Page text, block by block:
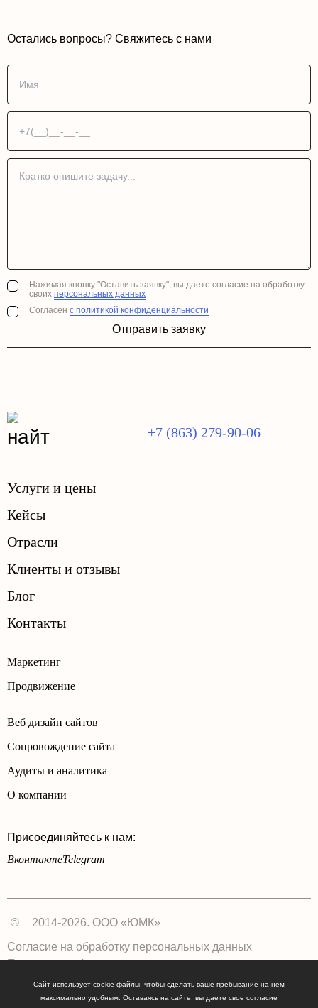
Остались вопросы? Свяжитесь с нами
Нажимая кнопку "Оставить заявку", вы даете согласие на обработку
своих персональных данных
Согласен с политикой конфиденциальности
Отправить заявку
+7 (863) 279-90-06
Маркетинг
Продвижение
Веб дизайн сайтов
Сопровождение сайта
Аудиты и аналитика
О компании
Присоединяйтесь к нам:
ВконтактеTelegram
Услуги и цены
Кейсы
Отрасли
Клиенты и отзывы
Блог
Контакты
©
2014-2026. ООО «ЮМК»
Согласие на обработку персональных данных
Политика конфиденциальности
Сайт использует cookie-файлы, чтобы сделать ваше пребывание на нем
максимально удобным. Оставаясь на сайте, вы даете свое согласие